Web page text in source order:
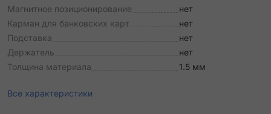
Магнитное позиционирование
нет
Карман для банковских карт
нет
Подставка
нет
Держатель
нет
Толщина материала
1.5 мм
Все характеристики